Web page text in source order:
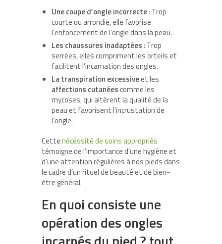
Une coupe d’ongle incorrecte: Trop
courte ou arrondie, elle favorise
l’enfoncement de l’ongle dans la peau.
Les chaussures inadaptées: Trop
serrées, elles compriment les orteils et
facilitent l’incarnation des ongles.
La transpiration excessiveet les
affections cutanéescomme les
mycoses, qui altèrent la qualité de la
peau et favorisent l’incrustation de
l’ongle.
Cettenécéssité de soins appropriés
témoigne de l’importance d’une hygiène et
d’une attention régulières à nos pieds dans
le cadre d’un rituel de beauté et de bien-
être général.
En quoi consiste une
opération des ongles